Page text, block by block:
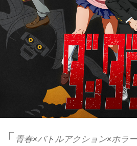
青春×バトルアクション×ホラ